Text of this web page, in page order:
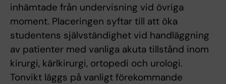
inhämtade från undervisning vid övriga
moment. Placeringen syftar till att öka
studentens självständighet vid handläggning
av patienter med vanliga akuta tillstånd inom
kirurgi, kärlkirurgi, ortopedi och urologi.
Tonvikt läggs på vanligt förekommande